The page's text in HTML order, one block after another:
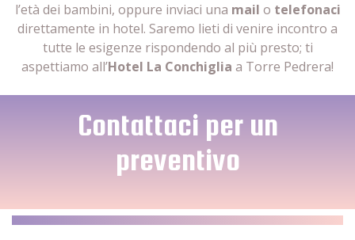
l’età dei bambini, oppure inviaci una mail o telefonaci
direttamente in hotel. Saremo lieti di venire incontro a
tutte le esigenze rispondendo al più presto; ti
aspettiamo all’Hotel La Conchiglia a Torre Pedrera!
Contattaci per un
preventivo